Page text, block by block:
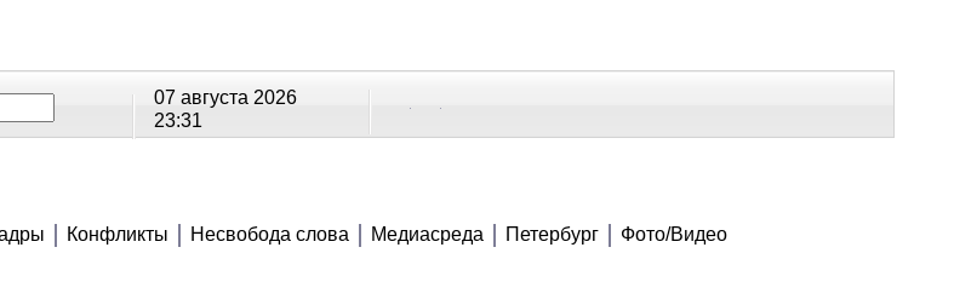
07 августа 2026
23:31
Конфликты Несвобода слова Медиасреда Петербург Фото/Видео